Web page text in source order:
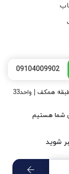
09104009902
همکف | واحد33
شوید